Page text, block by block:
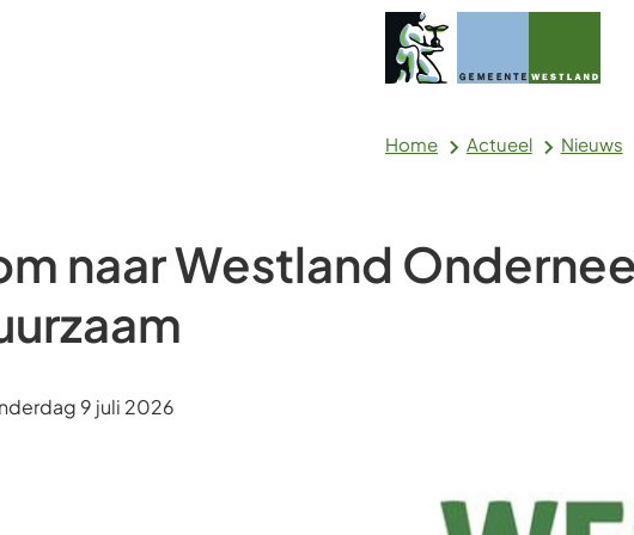
Home Actueel Nieuws
naar Westland
9 juli 2026